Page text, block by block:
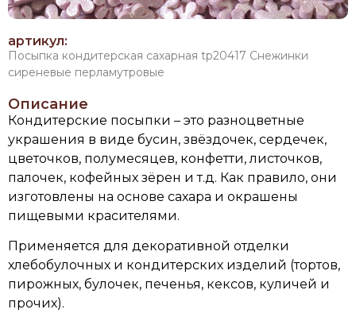
артикул:
Посыпка кондитерская сахарная tp20417 Снежинки
сиреневые перламутровые
Описание
Кондитерские посыпки – это разноцветные
украшения в виде бусин, звёздочек, сердечек,
цветочков, полумесяцев, конфетти, листочков,
палочек, кофейных зёрен и т.д. Как правило, они
изготовлены на основе сахара и окрашены
пищевыми красителями.
Применяется для декоративной отделки
хлебобулочных и кондитерских изделий (тортов,
пирожных, булочек, печенья, кексов, куличей и
прочих).